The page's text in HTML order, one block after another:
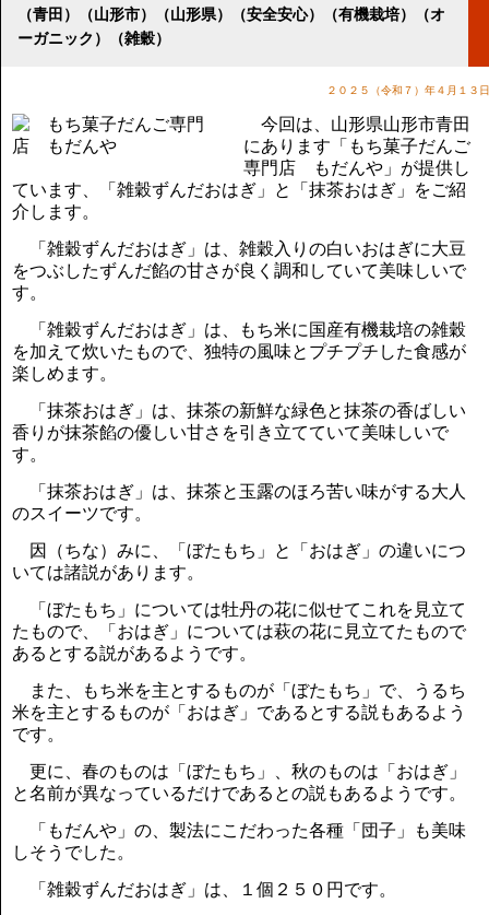
（青田）（山形市）（山形県）（安全安心）（有機栽培）（オ
ーガニック）（雑穀）
２０２５（令和７）年４月１３日
今回は、山形県山形市青田
にあります「もち菓子だんご
専門店 もだんや」が提供し
ています、「雑穀ずんだおはぎ」と「抹茶おはぎ」をご紹
介します。
「雑穀ずんだおはぎ」は、雑穀入りの白いおはぎに大豆
をつぶしたずんだ餡の甘さが良く調和していて美味しいで
す。
「雑穀ずんだおはぎ」は、もち米に国産有機栽培の雑穀
を加えて炊いたもので、独特の風味とプチプチした食感が
楽しめます。
「抹茶おはぎ」は、抹茶の新鮮な緑色と抹茶の香ばしい
香りが抹茶餡の優しい甘さを引き立てていて美味しいで
す。
「抹茶おはぎ」は、抹茶と玉露のほろ苦い味がする大人
のスイーツです。
因（ちな）みに、「ぼたもち」と「おはぎ」の違いにつ
いては諸説があります。
「ぼたもち」については牡丹の花に似せてこれを見立て
たもので、「おはぎ」については萩の花に見立てたもので
あるとする説があるようです。
また、もち米を主とするものが「ぼたもち」で、うるち
米を主とするものが「おはぎ」であるとする説もあるよう
です。
更に、春のものは「ぼたもち」、秋のものは「おはぎ」
と名前が異なっているだけであるとの説もあるようです。
「もだんや」の、製法にこだわった各種「団子」も美味
しそうでした。
「雑穀ずんだおはぎ」は、１個２５０円です。